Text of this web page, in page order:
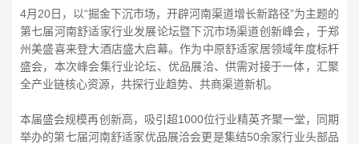
4月20日，以“掘金下沉市场，开辟河南渠道增长新路径”为主题的
第七届河南舒适家行业发展论坛暨下沉市场渠道创新峰会，于郑
州美盛喜来登大酒店盛大启幕。作为中原舒适家居领域年度标杆
盛会，本次峰会集行业论坛、优品展洽、供需对接于一体，汇聚
全产业链核心资源，共探行业趋势、共商渠道新机。
本届盛会规模再创新高，吸引超1000位行业精英齐聚一堂，同期
举办的第七届河南舒适家优品展洽会更是集结50余家行业头部品